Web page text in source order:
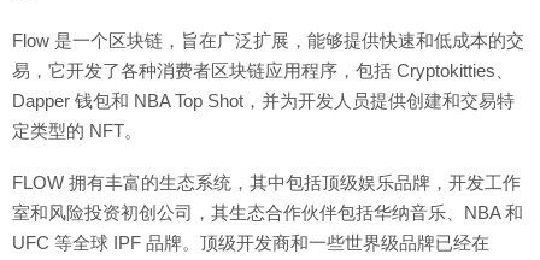
Flow 是一个区块链，旨在广泛扩展，能够提供快速和低成本的交
易，它开发了各种消费者区块链应用程序，包括 Cryptokitties、
Dapper 钱包和 NBA Top Shot，并为开发人员提供创建和交易特
定类型的 NFT。
FLOW 拥有丰富的生态系统，其中包括顶级娱乐品牌，开发工作
室和风险投资初创公司，其生态合作伙伴包括华纳音乐、NBA 和
UFC 等全球 IPF 品牌。顶级开发商和一些世界级品牌已经在